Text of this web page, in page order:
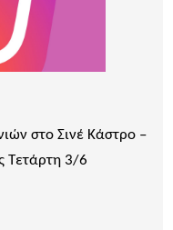
στο Σινέ Κάστρο –
Τετάρτη 3/6